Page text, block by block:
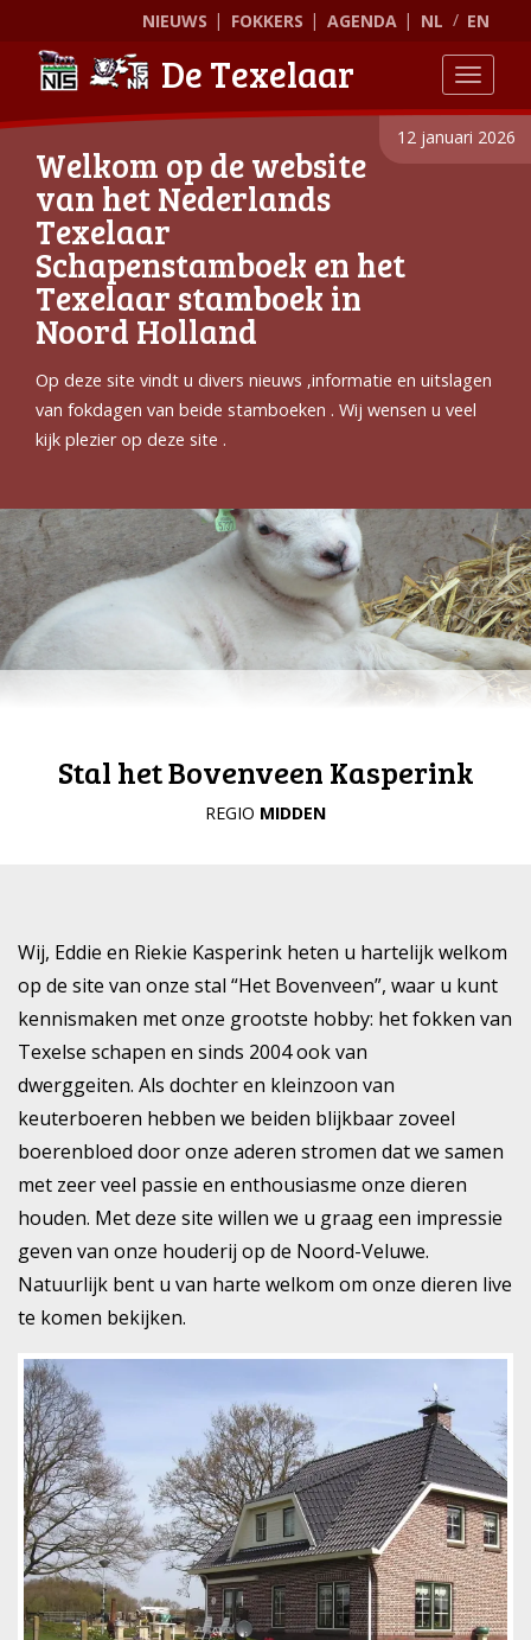
NIEUWS FOKKERS AGENDA NL EN
De Texelaar
12 januari 2026
Welkom op de website
van het Nederlands
Texelaar
Schapenstamboek en het
Texelaar stamboek in
Noord Holland
Op deze site vindt u divers nieuws ,informatie en uitslagen
van fokdagen van beide stamboeken . Wij wensen u veel
kijk plezier op deze site .
Stal het Bovenveen Kasperink
REGIO MIDDEN
Wij, Eddie en Riekie Kasperink heten u hartelijk welkom
op de site van onze stal “Het Bovenveen”, waar u kunt
kennismaken met onze grootste hobby: het fokken van
Texelse schapen en sinds 2004 ook van
dwerggeiten. Als dochter en kleinzoon van
keuterboeren hebben we beiden blijkbaar zoveel
boerenbloed door onze aderen stromen dat we samen
met zeer veel passie en enthousiasme onze dieren
houden. Met deze site willen we u graag een impressie
geven van onze houderij op de Noord-Veluwe.
Natuurlijk bent u van harte welkom om onze dieren live
te komen bekijken.